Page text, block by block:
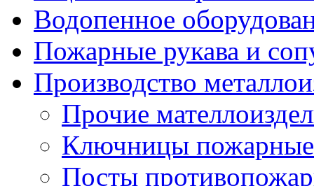
Водопенное
Пожарные рукава и
Производство
Прочие
Ключницы пожарные
Посты